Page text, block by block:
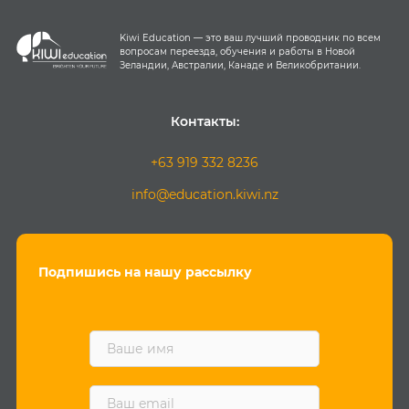
Kiwi Education — это ваш лучший проводник по всем
вопросам переезда, обучения и работы в Новой
Зеландии, Австралии, Канаде и Великобритании.
Контакты:
+63 919 332 8236
info@education.kiwi.nz
Подпишись на нашу рассылку
F
sE